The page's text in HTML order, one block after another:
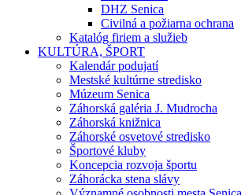
DHZ Senica
Civilná a požiarna ochrana
Katalóg firiem a služieb
KULTÚRA, ŠPORT
Kalendár podujatí
Mestské kultúrne stredisko
Múzeum Senica
Záhorská galéria J. Mudrocha
Záhorská knižnica
Záhorské osvetové stredisko
Športové kluby
Koncepcia rozvoja športu
Záhorácka stena slávy